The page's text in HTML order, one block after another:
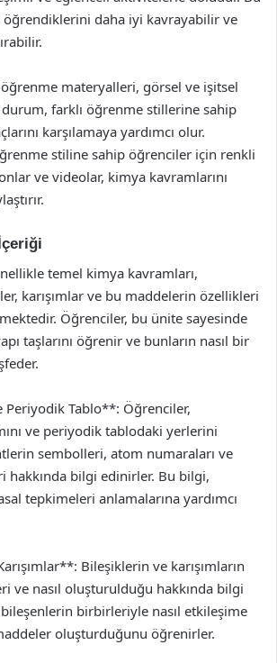
öğrendiklerini daha iyi kavrayabilir ve
öğrenme materyalleri, görsel ve işitsel
farklı öğrenme stillerine sahip
karşılamaya yardımcı olur.
stiline sahip öğrenciler için renkli
ve videolar, kimya kavramlarını
temel kimya kavramları,
karışımlar ve bu maddelerin özellikleri
Öğrenciler, bu ünite sayesinde
taşlarını öğrenir ve bunların nasıl bir
Periyodik Tablo**: Öğrenciler,
ve periyodik tablodaki yerlerini
sembolleri, atom numaraları ve
hakkında bilgi edinirler. Bu bilgi,
tepkimeleri anlamalarına yardımcı
Bileşiklerin ve karışımların
ve nasıl oluşturulduğu hakkında bilgi
birbirleriyle nasıl etkileşime
oluşturduğunu öğrenirler.